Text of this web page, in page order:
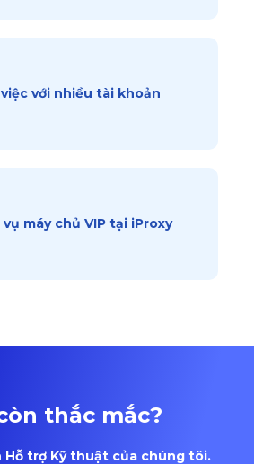
với nhiều tài khoản
vụ máy chủ VIP tại iProxy
thắc mắc?
Hỗ trợ Kỹ thuật của chúng tôi.